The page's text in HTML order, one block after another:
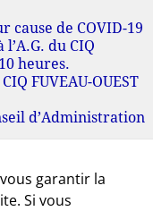
cause de COVID-19
du CIQ
heures.
FUVEAU-OUEST
d’Administration
garantir la
Si vous